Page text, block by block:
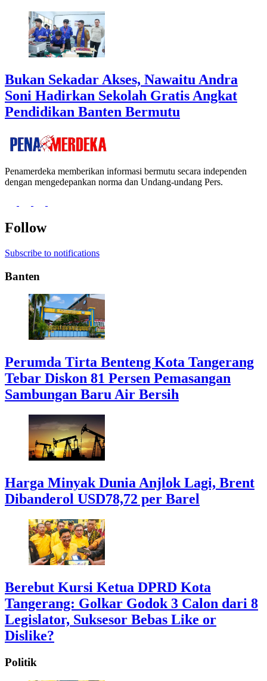
Bukan Sekadar Akses, Nawaitu Andra
Soni Hadirkan Sekolah Gratis Angkat
Pendidikan Banten Bermutu
Penamerdeka memberikan informasi bermutu secara independen
dengan mengedepankan norma dan Undang-undang Pers.
Follow
Subscribe to notifications
Banten
Perumda Tirta Benteng Kota Tangerang
Tebar Diskon 81 Persen Pemasangan
Sambungan Baru Air Bersih
Harga Minyak Dunia Anjlok Lagi, Brent
Dibanderol USD78,72 per Barel
Berebut Kursi Ketua DPRD Kota
Tangerang: Golkar Godok 3 Calon dari 8
Legislator, Suksesor Bebas Like or
Dislike?
Politik